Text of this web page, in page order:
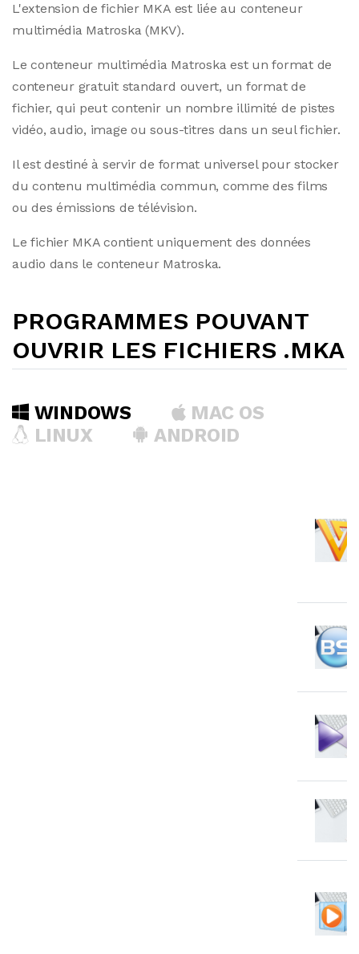
L'extension de fichier MKA est liée au conteneur
multimédia Matroska (MKV).
Le conteneur multimédia Matroska est un format de
conteneur gratuit standard ouvert, un format de
fichier, qui peut contenir un nombre illimité de pistes
vidéo, audio, image ou sous-titres dans un seul fichier.
Il est destiné à servir de format universel pour stocker
du contenu multimédia commun, comme des films
ou des émissions de télévision.
Le fichier MKA contient uniquement des données
audio dans le conteneur Matroska.
PROGRAMMES POUVANT
OUVRIR LES FICHIERS .MKA
WINDOWS
MAC OS
LINUX
ANDROID